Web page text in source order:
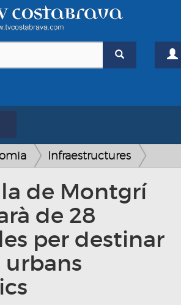
Infraestructures
de Montgrí
de 28
per destinar
urbans